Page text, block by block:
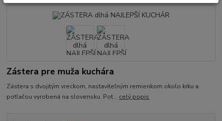
Zástera pre muža kuchára
Zástera s dvojitým vreckom, nastaviteľným remienkom okolo krku a
potlačou vyrobená na slovensku. Pot... celý popis